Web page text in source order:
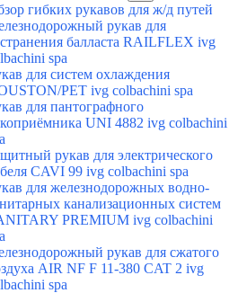
гибких рукавов для ж/д путей
рукав для
балласта RAILFLEX ivg
spa
для систем охлаждения
PET ivg colbachini spa
для пантографного
UNI 4882 ivg colbachini
рукав для электрического
CAVI 99 ivg colbachini spa
для железнодорожных водно-
канализационных систем
PREMIUM ivg colbachini
рукав для сжатого
AIR NF F 11-380 CAT 2 ivg
spa